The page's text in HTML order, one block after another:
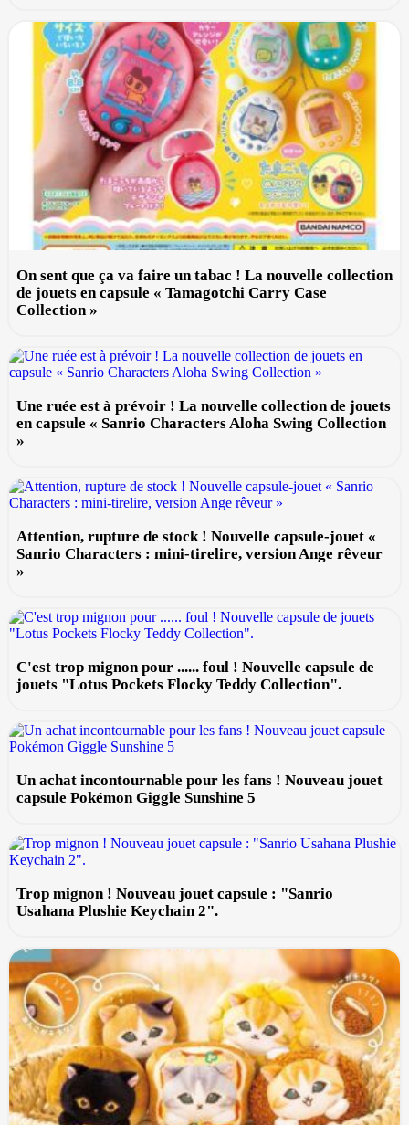
On sent que ça va faire un tabac ! La nouvelle collection
de jouets en capsule « Tamagotchi Carry Case
Collection »
Une ruée est à prévoir ! La nouvelle collection de jouets
en capsule « Sanrio Characters Aloha Swing Collection
»
Attention, rupture de stock ! Nouvelle capsule-jouet «
Sanrio Characters : mini-tirelire, version Ange rêveur
»
C'est trop mignon pour ...... foul ! Nouvelle capsule de
jouets "Lotus Pockets Flocky Teddy Collection".
Un achat incontournable pour les fans ! Nouveau jouet
capsule Pokémon Giggle Sunshine 5
Trop mignon ! Nouveau jouet capsule : "Sanrio
Usahana Plushie Keychain 2".